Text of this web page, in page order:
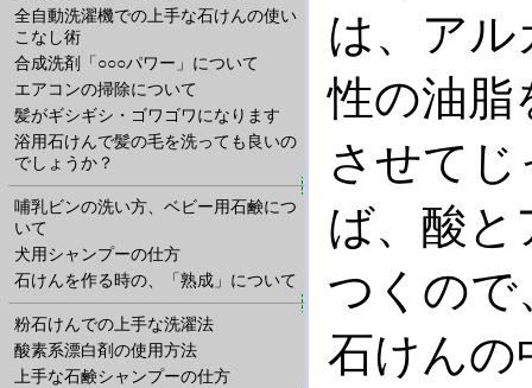
全自動洗濯機での上手な石けんの使い
こなし術
合成洗剤「○○○パワー」について
エアコンの掃除について
髪がギシギシ・ゴワゴワになります
浴用石けんで髪の毛を洗っても良いの
でしょうか？
哺乳ビンの洗い方、ベビー用石鹸につ
いて
犬用シャンプーの仕方
石けんを作る時の、「熟成」について
粉石けんでの上手な洗濯法
酸素系漂白剤の使用方法
上手な石鹸シャンプーの仕方
は、アル
性の油脂
させて
ば、酸と
つくので
石けんの